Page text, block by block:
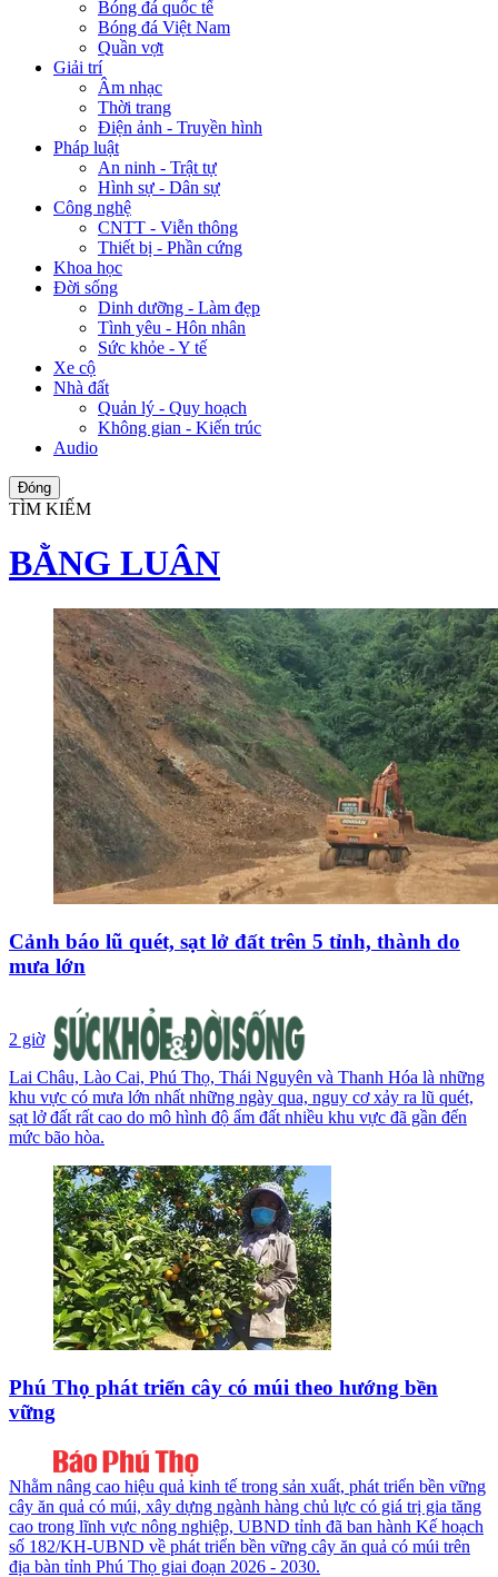
Bóng đá quốc tế
Bóng đá Việt Nam
Quần vợt
Giải trí
Âm nhạc
Thời trang
Điện ảnh - Truyền hình
Pháp luật
An ninh - Trật tự
Hình sự - Dân sự
Công nghệ
CNTT - Viễn thông
Thiết bị - Phần cứng
Khoa học
Đời sống
Dinh dưỡng - Làm đẹp
Tình yêu - Hôn nhân
Sức khỏe - Y tế
Xe cộ
Nhà đất
Quản lý - Quy hoạch
Không gian - Kiến trúc
Audio
Đóng
TÌM KIẾM
BẰNG LUÂN
Cảnh báo lũ quét, sạt lở đất trên 5 tỉnh, thành do
mưa lớn
2 giờ
Lai Châu, Lào Cai, Phú Thọ, Thái Nguyên và Thanh Hóa là những
khu vực có mưa lớn nhất những ngày qua, nguy cơ xảy ra lũ quét,
sạt lở đất rất cao do mô hình độ ẩm đất nhiều khu vực đã gần đến
mức bão hòa.
Phú Thọ phát triển cây có múi theo hướng bền
vững
Nhằm nâng cao hiệu quả kinh tế trong sản xuất, phát triển bền vững
cây ăn quả có múi, xây dựng ngành hàng chủ lực có giá trị gia tăng
cao trong lĩnh vực nông nghiệp, UBND tỉnh đã ban hành Kế hoạch
số 182/KH-UBND về phát triển bền vững cây ăn quả có múi trên
địa bàn tỉnh Phú Thọ giai đoạn 2026 - 2030.